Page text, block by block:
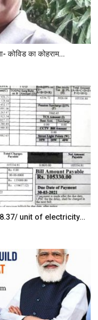
कोविड का कोहराम...
unit of electricity...